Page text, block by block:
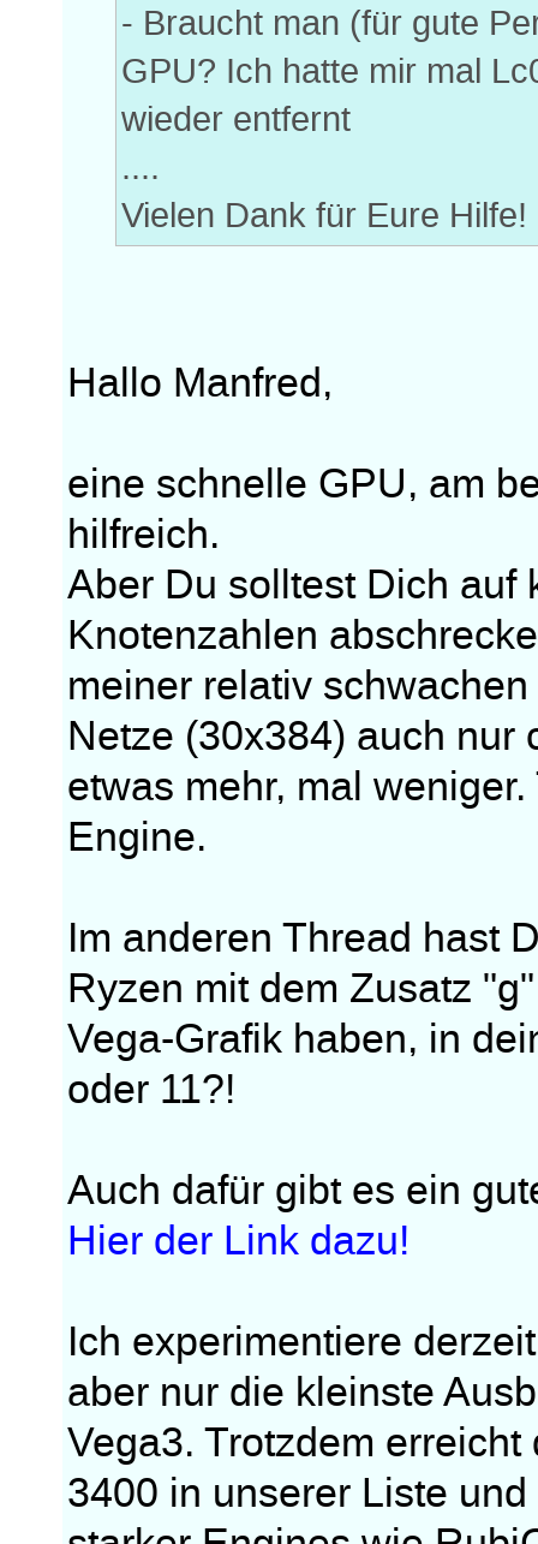
- Braucht man (für gute
GPU? Ich hatte mir mal
wieder entfernt
....
Vielen Dank für Eure Hilfe!
Hallo Manfred,
eine schnelle GPU, am
hilfreich.
Aber Du solltest Dich auf
Knotenzahlen
meiner relativ
Netze (30x384) auch nur
etwas mehr, mal
Engine.
Im anderen Thread hast
Ryzen mit dem Zusatz
Vega-Grafik haben, in
oder 11?!
Auch dafür gibt es ein
Hier der Link dazu!
Ich experimentiere
aber nur die kleinste
Vega3. Trotzdem
3400 in unserer Liste